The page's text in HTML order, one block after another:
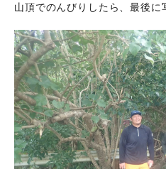
山頂でのんびりしたら、最後に